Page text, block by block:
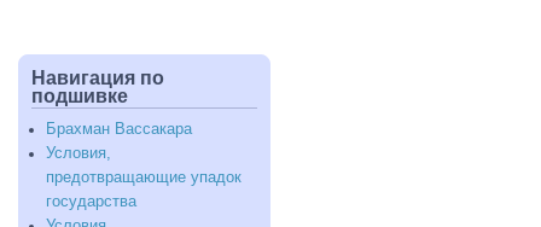
Навигация по
подшивке
Брахман Вассакара
Условия,
предотвращающие упадок
государства